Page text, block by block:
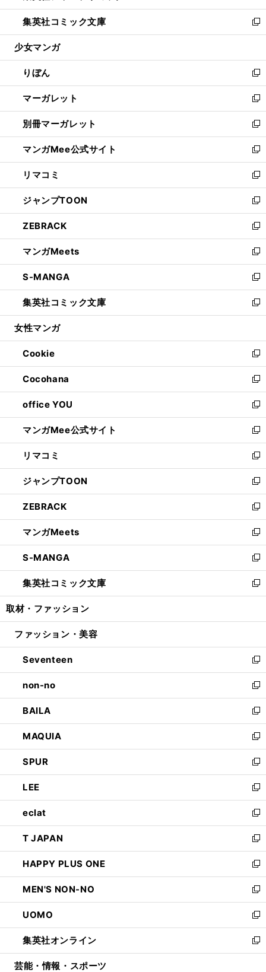
開
く
ウ
で
開
ン
ド
ウ
開
く
ウ
ィ
ン
ウ
で
開
く
し
い
ウ
ン
ド
ウ
で
開
く
集英社コミック文庫
新
し
ウ
ィ
ン
ド
ウ
で
開
く
少女マンガ
りぼん
新
し
い
ウ
ィ
ン
ド
ウ
で
開
く
マーガレット
新
し
い
ウ
ィ
ン
ド
ウ
で
開
く
別冊マーガレット
新
し
い
ウ
ィ
ン
ド
ウ
で
開
く
マンガMee公式サイト
新
し
い
ウ
ィ
ン
ド
ウ
で
開
く
リマコミ
新
し
い
ウ
ィ
ン
ド
ウ
で
開
く
ジャンプTOON
新
し
い
ウ
ィ
ン
ド
ウ
で
開
ZEBRACK
新
し
い
ウ
ィ
ン
ド
ウ
開
く
マンガMeets
新
し
い
ウ
ィ
ン
ウ
で
開
く
S-MANGA
新
し
い
ウ
ン
ド
ウ
で
開
く
集英社コミック文庫
新
し
ウ
ィ
ン
ド
ウ
で
開
く
女性マンガ
Cookie
新
し
い
ウ
ィ
ン
ド
ウ
で
開
く
Cocohana
新
し
い
ウ
ィ
ン
ド
ウ
で
開
く
office YOU
新
し
い
ウ
ィ
ン
ド
ウ
で
開
く
マンガMee公式サイト
新
し
い
ウ
ィ
ン
ド
ウ
で
開
く
リマコミ
新
し
い
ウ
ィ
ン
ド
ウ
で
開
く
ジャンプTOON
新
し
い
ウ
ィ
ン
ド
ウ
で
開
ZEBRACK
新
し
い
ウ
ィ
ン
ド
ウ
開
マンガMeets
新
し
い
ウ
ィ
ン
ウ
開
く
S-MANGA
新
し
い
ウ
ン
ウ
で
開
く
集英社コミック文庫
新
し
ウ
ン
ド
ウ
で
開
く
取材・ファッション
ファッション・美容
Seventeen
新
し
い
ウ
ィ
ン
ド
ウ
で
開
く
non-no
新
し
い
ウ
ィ
ン
ド
ウ
で
開
く
BAILA
新
し
い
ウ
ィ
ン
ド
ウ
で
開
く
MAQUIA
新
し
い
ウ
ィ
ン
ド
ウ
で
開
く
SPUR
新
し
い
ウ
ィ
ン
ド
ウ
で
開
く
LEE
新
し
い
ウ
ィ
ン
ド
ウ
で
開
く
eclat
新
し
い
ウ
ィ
ン
ド
ウ
で
開
く
T JAPAN
新
し
い
ウ
ィ
ン
ド
ウ
で
開
HAPPY PLUS ONE
新
し
い
ウ
ィ
ン
ド
ウ
MEN'S NON-NO
新
し
い
ウ
ィ
ン
UOMO
新
し
い
ウ
集英社オンライン
新
し
芸能・情報・スポーツ